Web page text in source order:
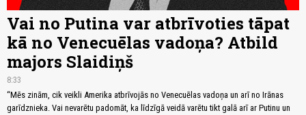
Vai no Putina var atbrīvoties tāpat
kā no Venecuēlas vadoņa? Atbild
majors Slaidiņš
8:33
“Mēs zinām, cik veikli Amerika atbrīvojās no Venecuēlas vadoņa un arī no Irānas
garīdznieka. Vai nevarētu padomāt, ka līdzīgā veidā varētu tikt galā arī ar Putinu un